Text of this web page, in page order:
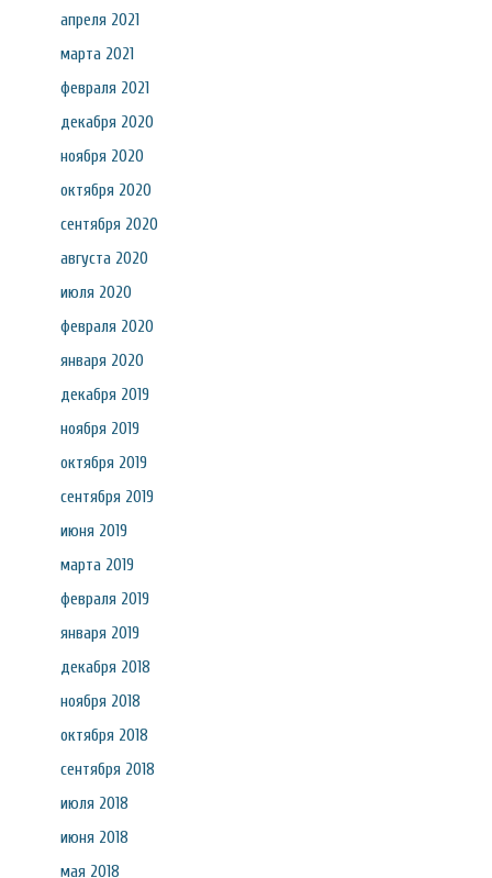
апреля 2021
марта 2021
февраля 2021
декабря 2020
ноября 2020
октября 2020
сентября 2020
августа 2020
июля 2020
февраля 2020
января 2020
декабря 2019
ноября 2019
октября 2019
сентября 2019
июня 2019
марта 2019
февраля 2019
января 2019
декабря 2018
ноября 2018
октября 2018
сентября 2018
июля 2018
июня 2018
мая 2018